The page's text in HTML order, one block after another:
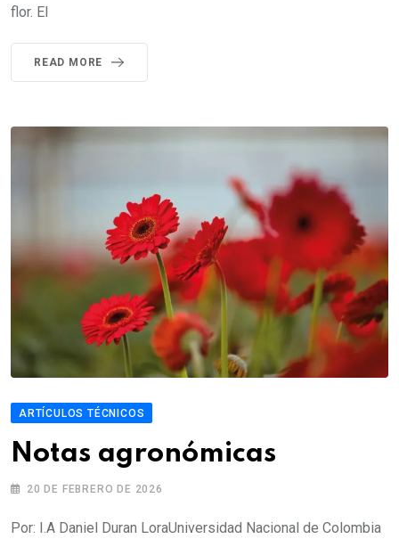
flor. El
READ MORE
ARTÍCULOS TÉCNICOS
Notas agronómicas
20 DE FEBRERO DE 2026
Por: I.A Daniel Duran LoraUniversidad Nacional de Colombia